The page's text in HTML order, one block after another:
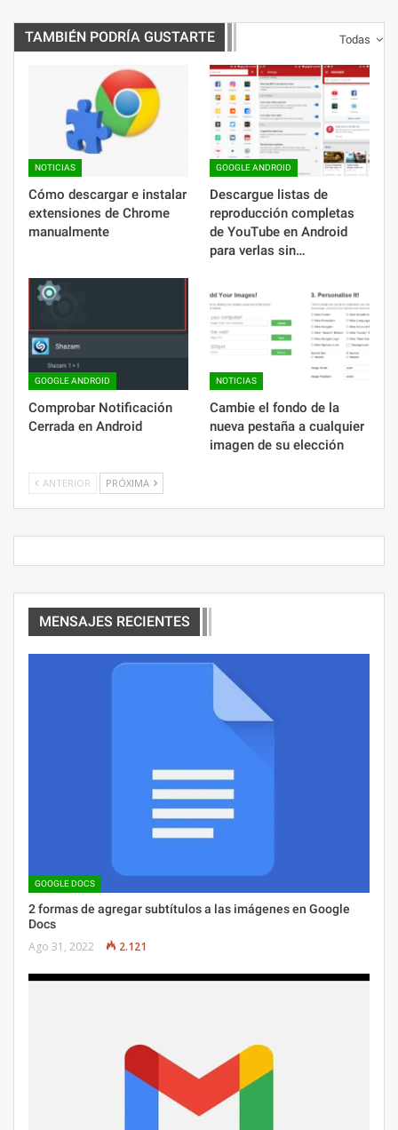
Todas
TAMBIÉN PODRÍA GUSTARTE
NOTICIAS
Cómo descargar e instalar
extensiones de Chrome
manualmente
GOOGLE ANDROID
Descargue listas de
reproducción completas
de YouTube en Android
para verlas sin…
GOOGLE ANDROID
Comprobar Notificación
Cerrada en Android
NOTICIAS
Cambie el fondo de la
nueva pestaña a cualquier
imagen de su elección
ANTERIOR PRÓXIMA
MENSAJES RECIENTES
GOOGLE DOCS
2 formas de agregar subtítulos a las imágenes en Google
Docs
Ago 31, 2022 2.121